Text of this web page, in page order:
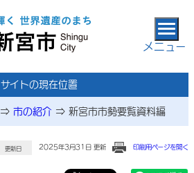
メニュー
サイトの現在位置
⇒ 市の紹介 ⇒ 新宮市市勢要覧資料編
更新日 2025年3月31日 更新 印刷用ページを開く